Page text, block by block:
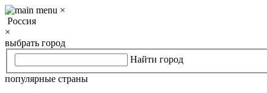
×
Россия
×
выбрать город
Найти город
популярные страны